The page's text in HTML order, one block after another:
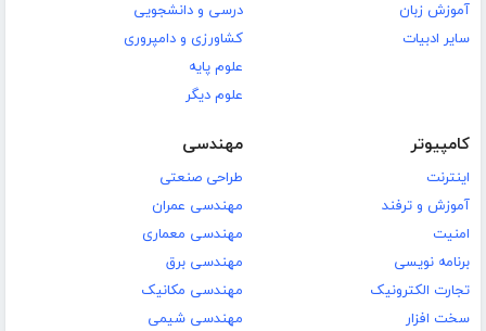
آموزش زبان
سایر ادبیات
درسی و دانشجویی
کشاورزی و دامپروری
علوم پایه
علوم دیگر
کامپیوتر
اینترنت
آموزش و ترفند
امنیت
برنامه نویسی
تجارت الکترونیک
سخت افزار
مهندسی
طراحی صنعتی
مهندسی عمران
مهندسی معماری
مهندسی برق
مهندسی مکانیک
مهندسی شیمی